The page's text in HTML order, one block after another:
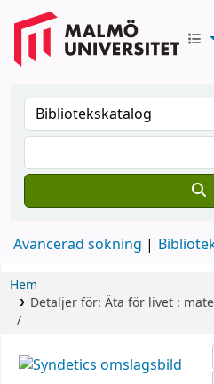
Avancerad sökning
Hem
Detaljer för: Äta för livet :
/